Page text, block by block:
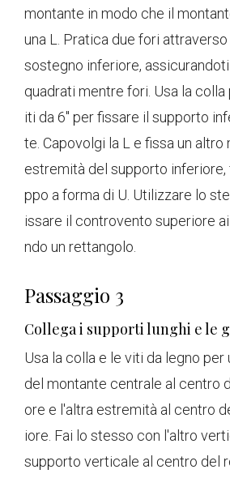
montante in modo che il
una L. Pratica due fori attraverso
sostegno inferiore,
quadrati mentre fori. Usa la
iti da 6'' per fissare il supporto
te. Capovolgi la L e fissa un
estremità del supporto inferiore,
ppo a forma di U. Utilizzare lo
issare il controvento superiore
ndo un rettangolo.
Passaggio 3
Collega i supporti lunghi e le
Usa la colla e le viti da legno per
del montante centrale al centro
ore e l'altra estremità al centro
iore. Fai lo stesso con l'altro
supporto verticale al centro del